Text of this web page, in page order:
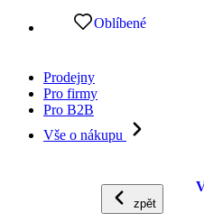
Oblíbené
Prodejny
Pro firmy
Pro B2B
Vše o nákupu
zpět